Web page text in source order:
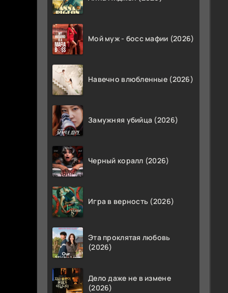
Мой муж - босс мафии (2026)
Навечно влюбленные (2026)
Замужняя убийца (2026)
Черный коралл (2026)
Игра в верность (2026)
Эта проклятая любовь
(2026)
Дело даже не в измене
(2026)